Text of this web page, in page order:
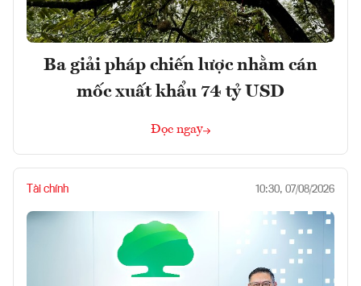
Ba giải pháp chiến lược nhằm cán
mốc xuất khẩu 74 tỷ USD
Đọc ngay
Tài chính 10:30, 07/08/2026